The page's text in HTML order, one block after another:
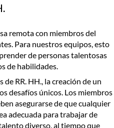
remota con miembros del
Para nuestros equipos, esto
de personas talentosas
de habilidades.
RR. HH., la creación de un
desafíos únicos. Los miembros
asegurarse de que cualquier
adecuada para trabajar de
diverso, al tiempo que